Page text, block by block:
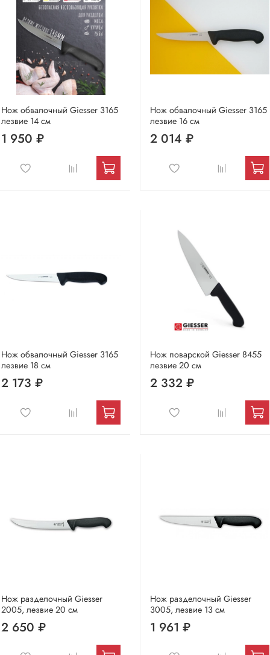
Нож обвалочный Giesser 3165
лезвие 14 см
1 950 ₽
Нож обвалочный Giesser 3165
лезвие 16 см
2 014 ₽
Нож обвалочный Giesser 3165
лезвие 18 см
2 173 ₽
Нож поварской Giesser 8455
лезвие 20 см
2 332 ₽
Нож разделочный Giesser
2005, лезвие 20 см
2 650 ₽
Нож разделочный Giesser
3005, лезвие 13 см
1 961 ₽